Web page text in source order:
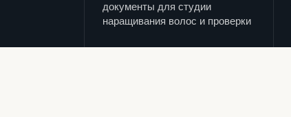
документы для студии
наращивания волос и проверки